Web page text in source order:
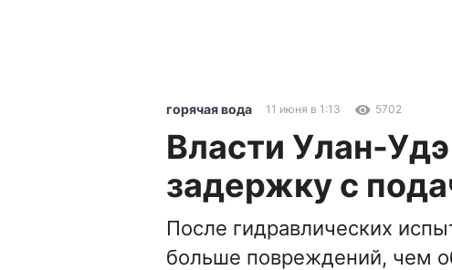
горячая вода 11 июня в 1:13 5702
Власти Улан-
задержку с
После гидравлических
больше повреждений, чем